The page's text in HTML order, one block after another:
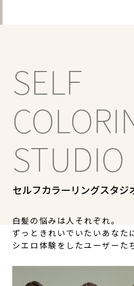
SELF
STUDIO
セルフカラーリングスタジ
白髪の悩みは人それぞれ。
ずっときれいでいたいあなたに
シエロ体験をしたユーザーた